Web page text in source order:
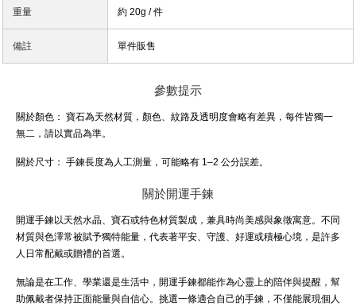
重量 約 20g / 件
備註 單件販售
參數提示
關於顏色： 寶石為天然材質，顏色、紋路及透明度會略有差異，每件皆獨一
無二，請以實品為準。
關於尺寸： 手鍊長度為人工測量，可能略有 1–2 公分誤差。
關於開運手鍊
開運手鍊以天然水晶、寶石或特色材質製成，兼具時尚美感與象徵寓意。不同
材質與色澤常被賦予獨特能量，代表著平安、守護、好運或積極心境，是許多
人日常配戴或贈禮的首選。
無論是在工作、學業還是生活中，開運手鍊都能作為心靈上的陪伴與提醒，幫
助佩戴者保持正面能量與自信心。挑選一條適合自己的手鍊，不僅能展現個人